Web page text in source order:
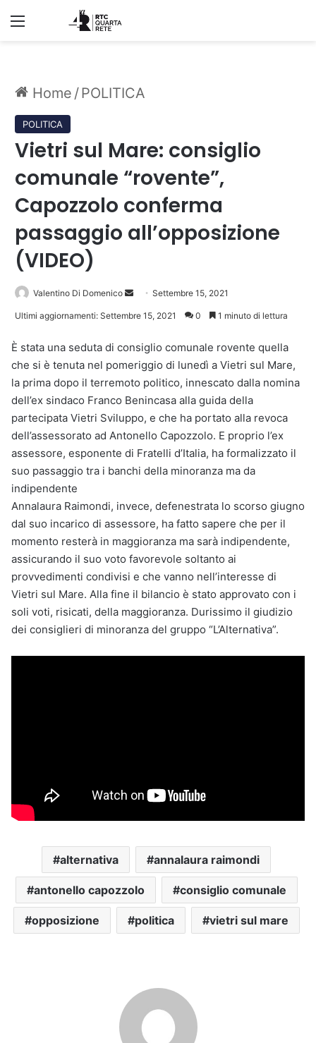
Menu
Home / POLITICA
POLITICA
Vietri sul Mare: consiglio
comunale “rovente”,
Capozzolo conferma
passaggio all’opposizione
(VIDEO)
Valentino Di Domenico
Invia Settembre 15, 2021
Ultimi aggiornamenti: Settembre 15, 2021 0 1 minuto di lettura
È stata una seduta di consiglio comunale rovente quella
che si è tenuta nel pomeriggio di lunedì a Vietri sul Mare,
la prima dopo il terremoto politico, innescato dalla nomina
dell’ex sindaco Franco Benincasa alla guida della
partecipata Vietri Sviluppo, e che ha portato alla revoca
dell’assessorato ad Antonello Capozzolo. E proprio l’ex
assessore, esponente di Fratelli d’Italia, ha formalizzato il
suo passaggio tra i banchi della minoranza ma da
indipendente
Annalaura Raimondi, invece, defenestrata lo scorso giugno
dal suo incarico di assessore, ha fatto sapere che per il
momento resterà in maggioranza ma sarà indipendente,
assicurando il suo voto favorevole soltanto ai
provvedimenti condivisi e che vanno nell’interesse di
Vietri sul Mare. Alla fine il bilancio è stato approvato con i
soli voti, risicati, della maggioranza. Durissimo il giudizio
dei consiglieri di minoranza del gruppo “L’Alternativa”.
alternativa annalaura raimondi
antonello capozzolo consiglio comunale
opposizione politica vietri sul mare